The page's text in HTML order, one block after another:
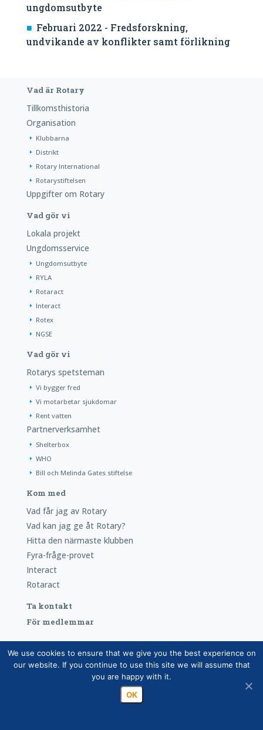
ungdomsutbyte
Februari 2022 - Fredsforskning,
undvikande av konflikter samt förlikning
Vad är Rotary
Tillkomsthistoria
Organisation
Klubbarna
Distrikt
Rotary International
Rotarystiftelsen
Uppgifter om Rotary
Vad gör vi
Lokala projekt
Ungdomsservice
Ungdomsutbyte
RYLA
Rotaract
Interact
Rotex
NGSE
Vad gör vi
Rotarys spetsteman
Vi bygger fred
Vi motarbetar sjukdomar
Rent vatten
Partnerverksamhet
Shelterbox
WHO
Bill och Melinda Gates stiftelse
Kom med
Vad får jag av Rotary
Vad kan jag ge åt Rotary?
Hitta den närmaste klubben
Fyra-fråge-provet
Interact
Rotaract
Ta kontakt
För medlemmar
Copyright © Suomen Rotarypalvelu ry 2026 |Redogörelse
över dataskyddet för medlemsdatabasen|Hanteringen av
personuppgifter inom Rotarys verksamhet
We use cookies to ensure that we give you the best experience on
our website. If you continue to use this site we will assume that
you are happy with it.
OK